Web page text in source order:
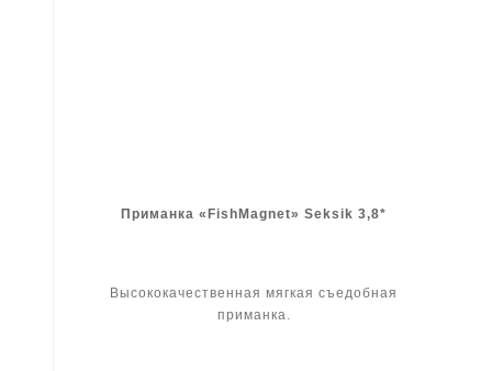
Приманка «FishMagnet» Seksik 3,8*
Высококачественная мягкая съедобная
приманка.